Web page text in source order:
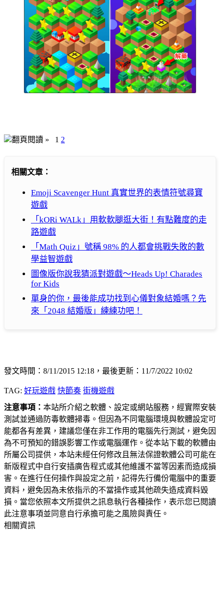
翻頁閱讀 » 1 2
相關文章：
Emoji Scavenger Hunt 真實世界的表情符號尋寶
遊戲
「kORi WALk」用軟軟腿逛大街！有點難度的走
路遊戲
「Math Quiz」號稱 98% 的人都會挑戰失敗的數
學益智遊戲
圖像版你說我猜派對遊戲～Heads Up! Charades
for Kids
單身的你，最後能成功找到心儀對象結婚嗎？先
來「2048 結婚版」練練功吧！
發文時間：8/11/2015 12:18，最後更新：11/7/2022 10:02
TAG: 好玩遊戲 快節奏 街機遊戲
注意事項： 本站所介紹之軟體、設定或網站服務，經實際安裝
測試並通過防毒軟體掃毒。但因為不同電腦環境與軟體設定可
能都各有差異，建議您僅在非工作用的電腦先行測試，避免因
為不可預知的錯誤影響工作或電腦運作。從本站下載的軟體由
所屬公司提供，本站未經任何修改且無法保證軟體公司可能在
新版程式中自行安插廣告程式或其他維護不當等因素而造成損
害。在進行任何操作與設定之前，記得先行備份電腦中的重要
資料，避免因為未依指示的不當操作或其他疏失造成資料毀
損。當您依照本文所提供之訊息執行各種操作，表示您已閱讀
此注意事項並同意自行承擔可能之風險與責任。
相關資訊